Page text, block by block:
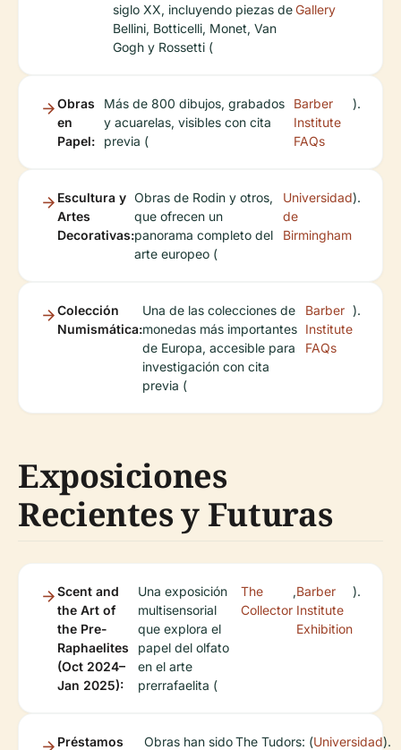
siglo XX, incluyendo piezas de
Bellini, Botticelli, Monet, Van
Gogh y Rossetti (
Gallery
Obras
en
Papel:
Más de 800 dibujos, grabados
y acuarelas, visibles con cita
previa (
Barber
Institute
FAQs
).
Escultura y
Artes
Decorativas:
Obras de Rodin y otros,
que ofrecen un
panorama completo del
arte europeo (
Universidad
de
Birmingham
).
Colección
Numismática:
Una de las colecciones de
monedas más importantes
de Europa, accesible para
investigación con cita
previa (
Barber
Institute
FAQs
).
Exposiciones
Recientes y Futuras
Scent and
the Art of
the Pre-
Raphaelites
(Oct 2024–
Jan 2025):
Una exposición
multisensorial
que explora el
papel del olfato
en el arte
prerrafaelita (
The
Collector
,Barber
Institute
Exhibition
).
Préstamos
Obras han sidoThe Tudors: (Universidad).